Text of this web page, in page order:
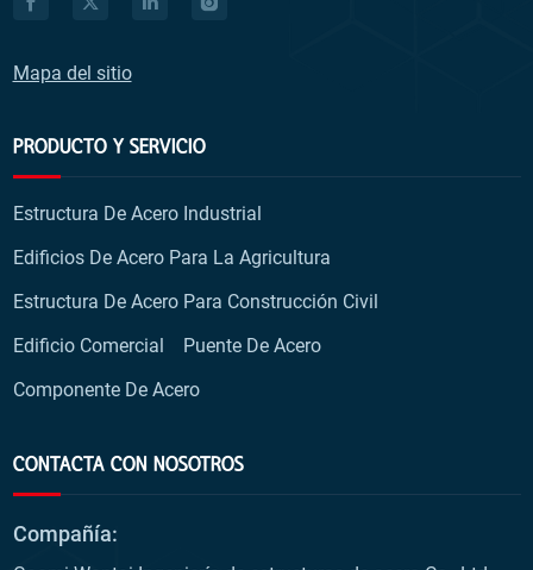
Mapa del sitio
PRODUCTO Y SERVICIO
Estructura De Acero Industrial
Edificios De Acero Para La Agricultura
Estructura De Acero Para Construcción Civil
Edificio Comercial
Puente De Acero
Componente De Acero
CONTACTA CON NOSOTROS
Compañía: